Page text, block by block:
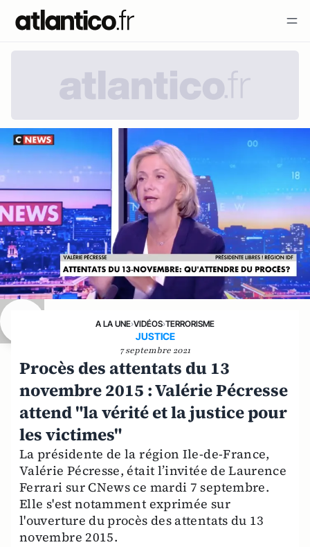
A LA UNE›VIDÉOS›TERRORISME
JUSTICE
7 septembre 2021
Procès des attentats du 13
novembre 2015 : Valérie Pécresse
attend "la vérité et la justice pour
les victimes"
La présidente de la région Ile-de-France,
Valérie Pécresse, était l’invitée de Laurence
Ferrari sur CNews ce mardi 7 septembre.
Elle s'est notamment exprimée sur
l'ouverture du procès des attentats du 13
novembre 2015.